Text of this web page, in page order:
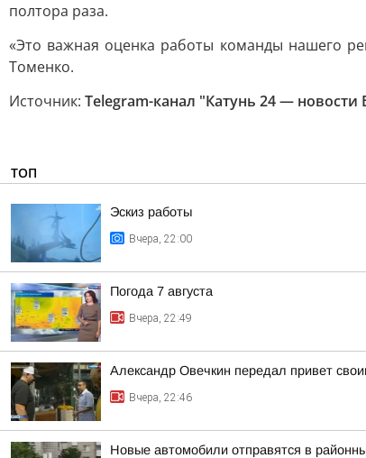
полтора раза.
«Это важная оценка работы команды нашего
Томенко.
Источник: Telegram-канал "Катунь 24 — новости
ТОП
Эскиз работы
Вчера, 22:00
Погода 7 августа
Вчера, 22:49
Александр Овечкин передал привет
Вчера, 22:46
Новые автомобили отправятся в